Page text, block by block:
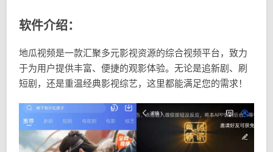
软件介绍：
地瓜视频是一款汇聚多元影视资源的综合视频平台，致力
于为用户提供丰富、便捷的观影体验。无论是追新剧、刷
短剧，还是重温经典影视综艺，这里都能满足您的需求！